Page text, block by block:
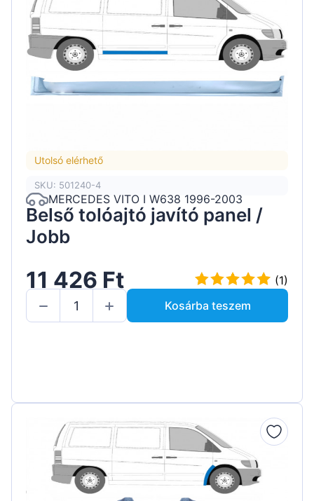
Utolsó elérhető
SKU: 501240-4
MERCEDES VITO I W638 1996-2003
Belső tolóajtó javító panel /
Jobb
11 426 Ft
(1)
Kosárba teszem